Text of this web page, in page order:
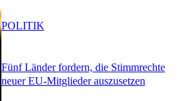
Fünf Länder fordern, die Stimmrechte
neuer EU-Mitglieder auszusetzen
POLITIK